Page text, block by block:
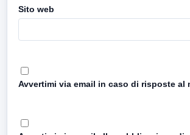
Sito web
Avvertimi via email in caso di risposte al